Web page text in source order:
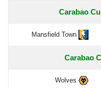
Carabao
Mansfield Town
Carabao
Wolves